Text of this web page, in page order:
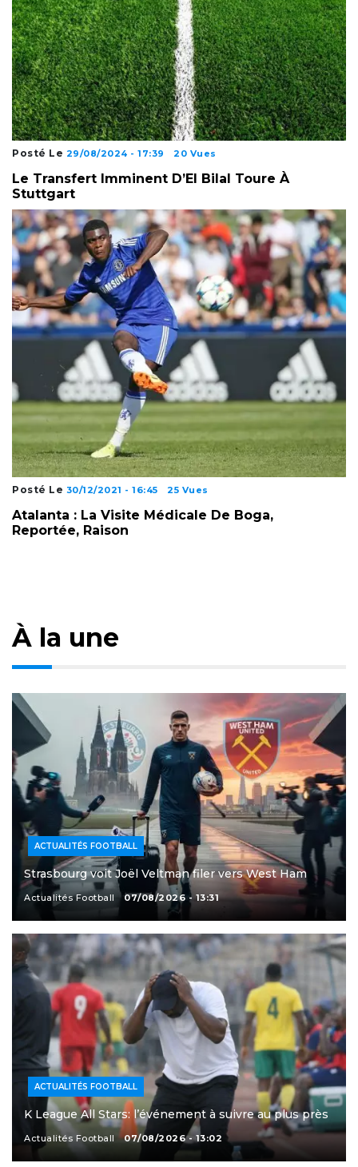
Posté Le 29/08/2024 - 17:39 20 Vues
Le Transfert Imminent D’El Bilal Toure À
Stuttgart
Posté Le 30/12/2021 - 16:45 25 Vues
Atalanta : La Visite Médicale De Boga,
Reportée, Raison
À la une
ACTUALITÉS FOOTBALL
Strasbourg voit Joël Veltman filer vers West Ham
Actualités Football 07/08/2026 - 13:31
ACTUALITÉS FOOTBALL
K League All Stars: l’événement à suivre au plus près
Actualités Football 07/08/2026 - 13:02